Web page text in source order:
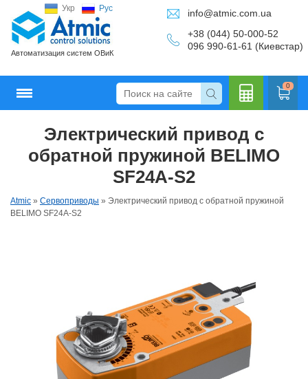
Укр Рус
Автоматизация систем ОВиК
info@atmic.com.ua
+38 (044) 50-000-52
096 990-61-61 (Киевстар)
0
Кальку
Электрический привод с
обратной пружиной BELIMO
SF24A-S2
Atmic » Сервоприводы » Электрический привод с обратной пружиной
BELIMO SF24A-S2